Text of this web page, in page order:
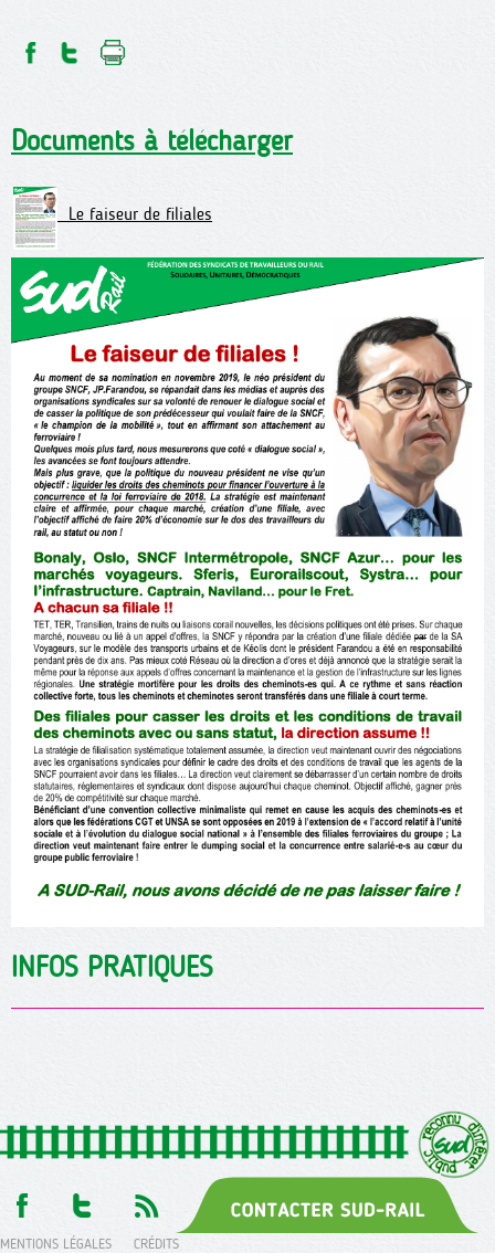
Documents à télécharger
Le faiseur de filiales
INFOS PRATIQUES
MENTIONS LÉGALES CRÉDITS